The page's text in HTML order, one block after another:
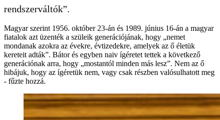
rendszerváltók”.
Magyar szerint 1956. október 23-án és 1989. június 16-án a magyar
fiatalok azt üzenték a szüleik generációjának, hogy „nemet
mondanak azokra az évekre, évtizedekre, amelyek az ő életük
kereteit adták”. Bátor és egyben naiv ígéretet tettek a következő
generációnak arra, hogy „mostantól minden más lesz”. Nem az ő
hibájuk, hogy az ígéretük nem, vagy csak részben valósulhatott meg
- fűzte hozzá.